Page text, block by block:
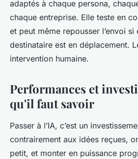
adaptés à chaque persona,
chaque entreprise. Elle teste en
et peut même repousser l’envoi
destinataire est en déplacement.
intervention humaine.
Performances et
qu'il faut savoir
Passer à l’IA, c’est un
contrairement aux idées reçues,
petit, et monter en puissance